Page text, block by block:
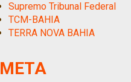
Supremo Tribunal Federal
TCM-BAHIA
TERRA NOVA BAHIA
META